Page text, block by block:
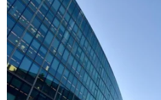
Làn sóng người Israel di cư
ngoài vẫn ở mức kỷ lục
03/08/2026 11:32